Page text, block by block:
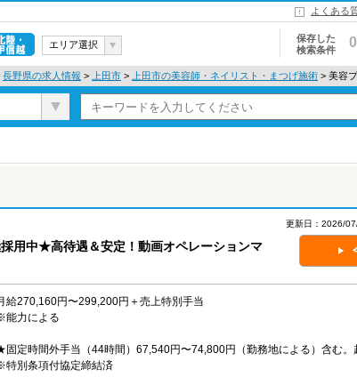
よくある
・甲信
エリア選択
保存した
検索条件
0
長野県の求人情報 > 上田市 > 上田市の美容師・ネイリスト・まつげ施術 > 美容
採用中★高待遇＆安定！動画オペレーションマ
更新日：2026/
給270,160円〜299,200円＋売上特別手当
能力による
固定時間外手当（44時間）67,540円〜74,800円（勤務地による）含む。
特別条項付協定締結済